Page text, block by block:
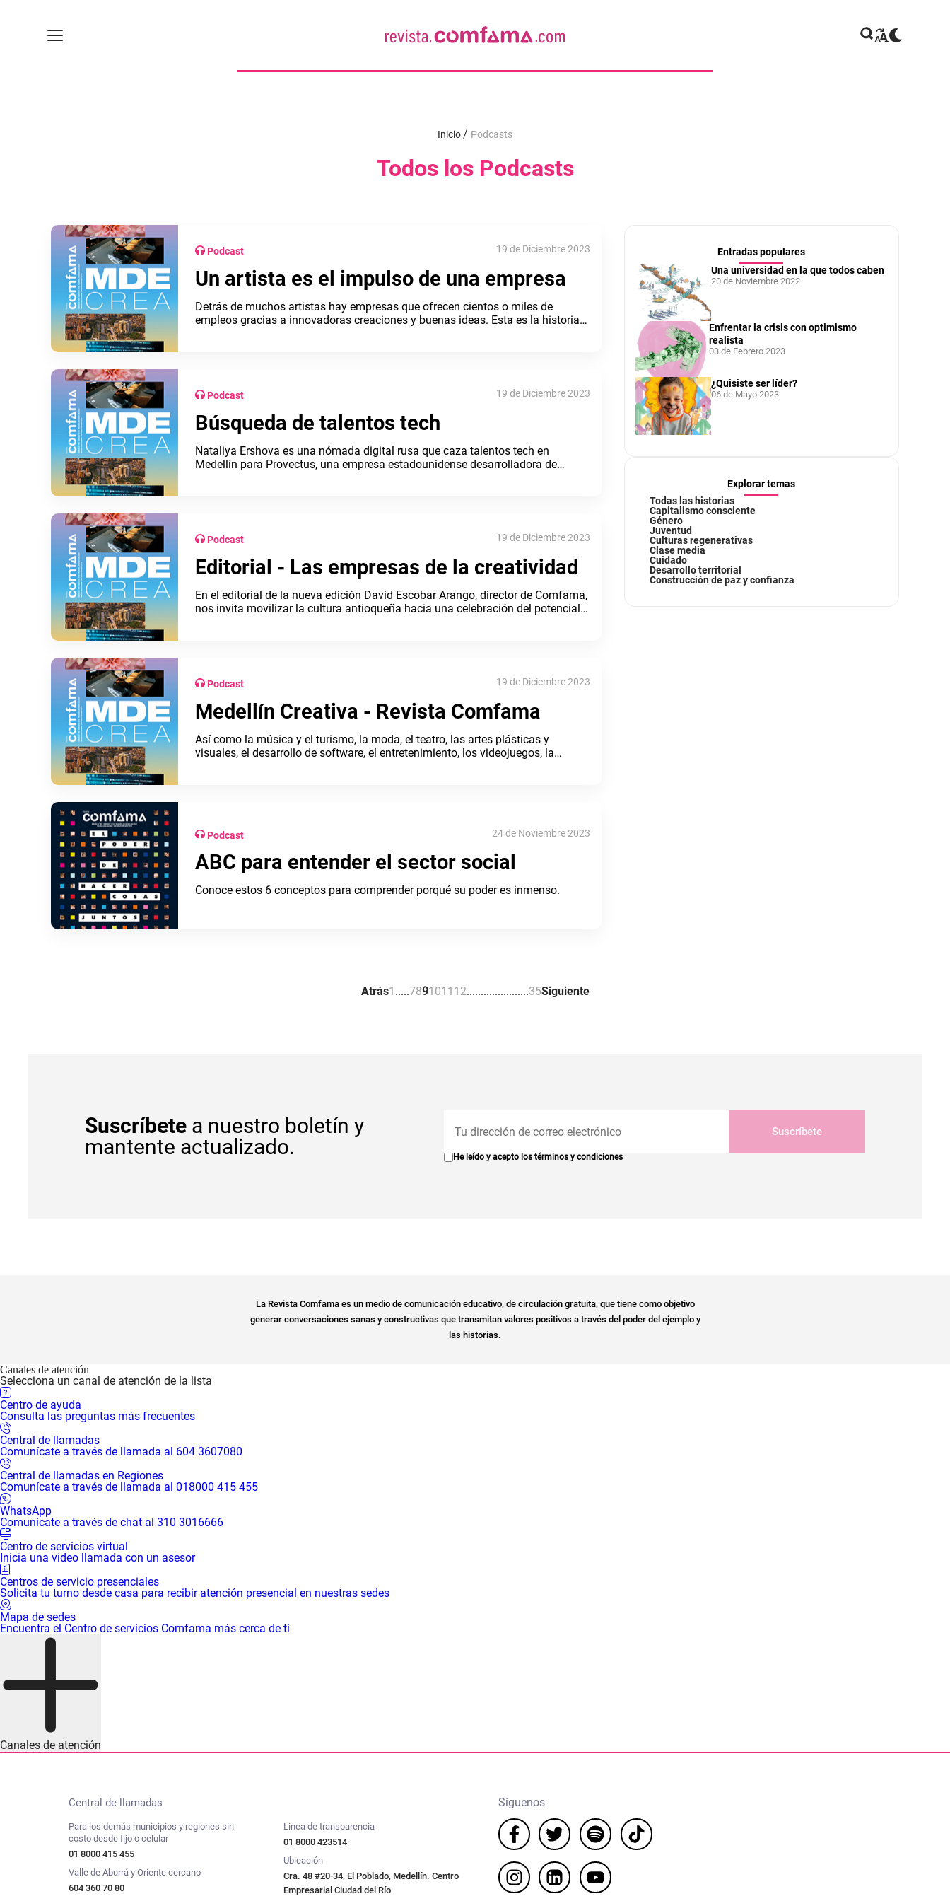
Inicio Podcasts
Todos los Podcasts
Podcast 19 de Diciembre 2023
Un artista es el impulso de una empresa
Detrás de muchos artistas hay empresas que ofrecen cientos o miles de
empleos gracias a innovadoras creaciones y buenas ideas. Esta es la historia
Podcast 19 de Diciembre 2023
Búsqueda de talentos tech
Nataliya Ershova es una nómada digital rusa que caza talentos tech en
Medellín para Provectus, una empresa estadounidense desarrolladora de
Podcast 19 de Diciembre 2023
Editorial - Las empresas de la creatividad
En el editorial de la nueva edición David Escobar Arango, director de Comfama,
nos invita movilizar la cultura antioqueña hacia una celebración del potencial
Podcast 19 de Diciembre 2023
Medellín Creativa - Revista Comfama
Así como la música y el turismo, la moda, el teatro, las artes plásticas y
visuales, el desarrollo de software, el entretenimiento, los videojuegos, la
Podcast 24 de Noviembre 2023
ABC para entender el sector social
Conoce estos 6 conceptos para comprender porqué su poder es inmenso.
Entradas populares
Una universidad en la que todos caben
20 de Noviembre 2022
Enfrentar la crisis con optimismo
realista
03 de Febrero 2023
¿Quisiste ser líder?
06 de Mayo 2023
Explorar temas
Todas las historias
Capitalismo consciente
Género
Juventud
Culturas regenerativas
Clase media
Cuidado
Desarrollo territorial
Construcción de paz y confianza
Atrás1 .....7891011 12......................35Siguiente
Suscríbete a nuestro boletín y
mantente actualizado.
Suscríbete
He leído y acepto los términos y condiciones
La Revista Comfama es un medio de comunicación educativo, de circulación gratuita, que tiene como objetivo
generar conversaciones sanas y constructivas que transmitan valores positivos a través del poder del ejemplo y
las historias.
Canales de atención
Selecciona un canal de atención de la lista
Centro de ayuda
Consulta las preguntas más frecuentes
Central de llamadas
Comunícate a través de llamada al 604 3607080
Central de llamadas en Regiones
Comunícate a través de llamada al 018000 415 455
WhatsApp
Comunícate a través de chat al 310 3016666
Centro de servicios virtual
Inicia una video llamada con un asesor
Centros de servicio presenciales
Solicita tu turno desde casa para recibir atención presencial en nuestras sedes
Mapa de sedes
Encuentra el Centro de servicios Comfama más cerca de ti
Canales de atención
Central de llamadas
Para los demás municipios y regiones sin
costo desde fijo o celular
01 8000 415 455
Valle de Aburrá y Oriente cercano
604 360 70 80
Linea de transparencia
01 8000 423514
Ubicación
Cra. 48 #20-34, El Poblado, Medellín. Centro
Empresarial Ciudad del Río
Síguenos